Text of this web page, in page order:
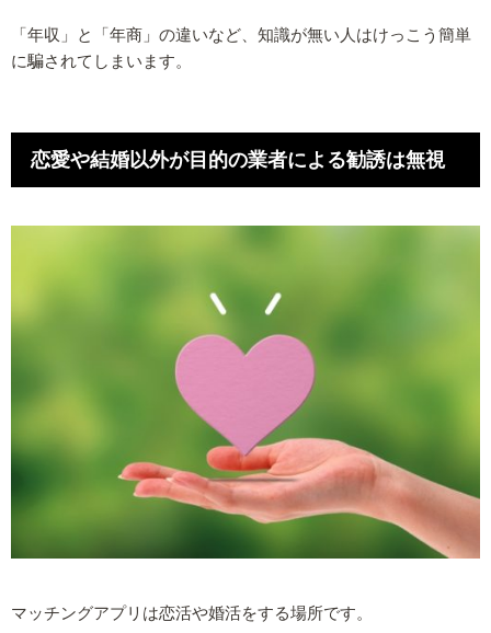
「年収」と「年商」の違いなど、知識が無い人はけっこう簡単
に騙されてしまいます。
恋愛や結婚以外が目的の業者による勧誘は無視
マッチングアプリは恋活や婚活をする場所です。